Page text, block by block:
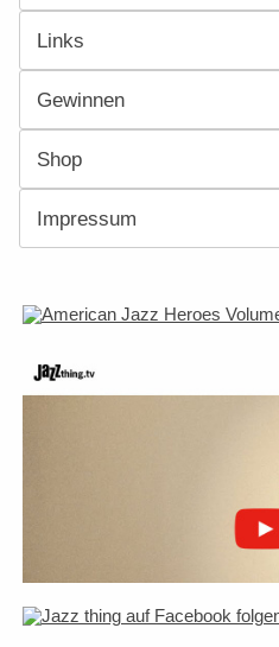
Links
Gewinnen
Shop
Impressum